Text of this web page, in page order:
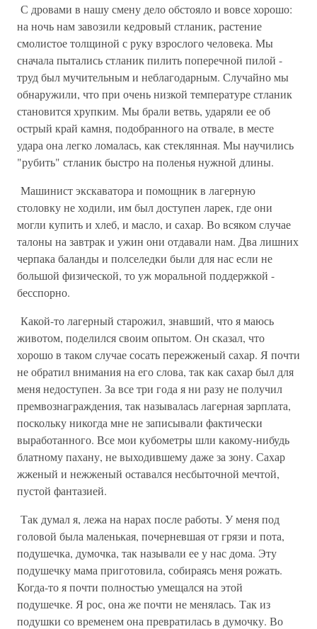
С дровами в нашу смену дело обстояло и вовсе хорошо:
на ночь нам завозили кедровый стланик, растение
смолистое толщиной с руку взрослого человека. Мы
сначала пытались стланик пилить поперечной пилой -
труд был мучительным и неблагодарным. Случайно мы
обнаружили, что при очень низкой температуре стланик
становится хрупким. Мы брали ветвь, ударяли ее об
острый край камня, подобранного на отвале, в месте
удара она легко ломалась, как стеклянная. Мы научились
"рубить" стланик быстро на поленья нужной длины.
Машинист экскаватора и помощник в лагерную
столовку не ходили, им был доступен ларек, где они
могли купить и хлеб, и масло, и сахар. Во всяком случае
талоны на завтрак и ужин они отдавали нам. Два лишних
черпака баланды и полселедки были для нас если не
большой физической, то уж моральной поддержкой -
бесспорно.
Какой-то лагерный старожил, знавший, что я маюсь
животом, поделился своим опытом. Он сказал, что
хорошо в таком случае сосать пережженый сахар. Я почти
не обратил внимания на его слова, так как сахар был для
меня недоступен. За все три года я ни разу не получил
премвознаграждения, так называлась лагерная зарплата,
поскольку никогда мне не записывали фактически
выработанного. Все мои кубометры шли какому-нибудь
блатному пахану, не выходившему даже за зону. Сахар
жженый и нежженый оставался несбыточной мечтой,
пустой фантазией.
Так думал я, лежа на нарах после работы. У меня под
головой была маленькая, почерневшая от грязи и пота,
подушечка, думочка, так называли ее у нас дома. Эту
подушечку мама приготовила, собираясь меня рожать.
Когда-то я почти полностью умещался на этой
подушечке. Я рос, она же почти не менялась. Так из
подушки со временем она превратилась в думочку. Во